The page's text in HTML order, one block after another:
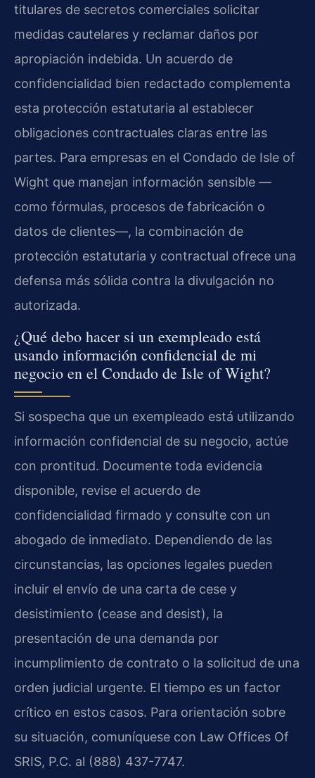
titulares de secretos comerciales solicitar
medidas cautelares y reclamar daños por
apropiación indebida. Un acuerdo de
confidencialidad bien redactado complementa
esta protección estatutaria al establecer
obligaciones contractuales claras entre las
partes. Para empresas en el Condado de Isle of
Wight que manejan información sensible —
como fórmulas, procesos de fabricación o
datos de clientes—, la combinación de
protección estatutaria y contractual ofrece una
defensa más sólida contra la divulgación no
autorizada.
¿Qué debo hacer si un exempleado está
usando información confidencial de mi
negocio en el Condado de Isle of Wight?
Si sospecha que un exempleado está utilizando
información confidencial de su negocio, actúe
con prontitud. Documente toda evidencia
disponible, revise el acuerdo de
confidencialidad firmado y consulte con un
abogado de inmediato. Dependiendo de las
circunstancias, las opciones legales pueden
incluir el envío de una carta de cese y
desistimiento (cease and desist), la
presentación de una demanda por
incumplimiento de contrato o la solicitud de una
orden judicial urgente. El tiempo es un factor
crítico en estos casos. Para orientación sobre
su situación, comuníquese con Law Offices Of
SRIS, P.C. al (888) 437-7747.